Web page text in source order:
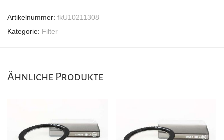
Artikelnummer: fkU10211308
Kategorie: Filter
Ähnliche Produkte